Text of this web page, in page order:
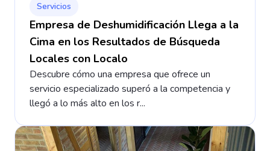
Servicios
Empresa de Deshumidificación Llega a la
Cima en los Resultados de Búsqueda
Locales con Localo
Descubre cómo una empresa que ofrece un
servicio especializado superó a la competencia y
llegó a lo más alto en los r...